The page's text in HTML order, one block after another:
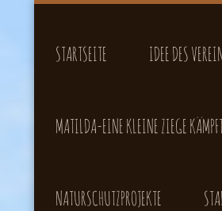
STARTSEITE IDEE DES
MATILDA-EINE KLEINE ZIEGE
NATURSCHUTZPROJEKTE